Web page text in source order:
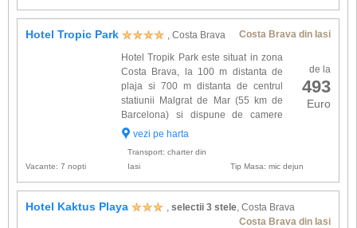
Hotel Tropic Park , Costa Brava Costa Brava din Iasi
de la
493
Euro
Hotel Tropik Park este situat in zona
Costa Brava, la 100 m distanta de
plaja si 700 m distanta de centrul
statiunii Malgrat de Mar (55 km de
Barcelona) si dispune de camere
dotate cu : baie proprie, uscator de
frigider, sei...
vezi pe harta
Vacante: 7 nopti
Transport: charter din
Iasi
Tip Masa: mic dejun
Hotel Kaktus Playa , selectii 3 stele, Costa Brava
Costa Brava din Iasi